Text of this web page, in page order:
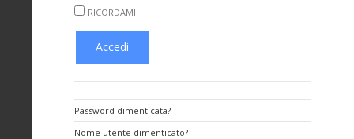
RICORDAMI
Password dimenticata?
Nome utente dimenticato?